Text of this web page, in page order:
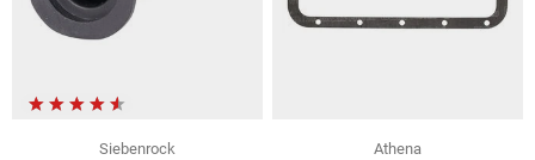
Siebenrock
Athena